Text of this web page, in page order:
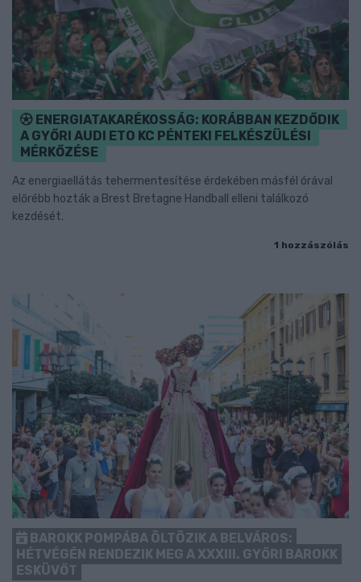
ENERGIATAKARÉKOSSÁG: KORÁBBAN KEZDŐDIK
A GYŐRI AUDI ETO KC PÉNTEKI FELKÉSZÜLÉSI
MÉRKŐZÉSE
Az energiaellátás tehermentesítése érdekében másfél órával
előrébb hozták a Brest Bretagne Handball elleni találkozó
kezdését.
1 hozzászólás
BAROKK POMPÁBA ÖLTÖZIK A BELVÁROS:
HÉTVÉGÉN RENDEZIK MEG A XXXIII. GYŐRI BAROKK
ESKÜVŐT